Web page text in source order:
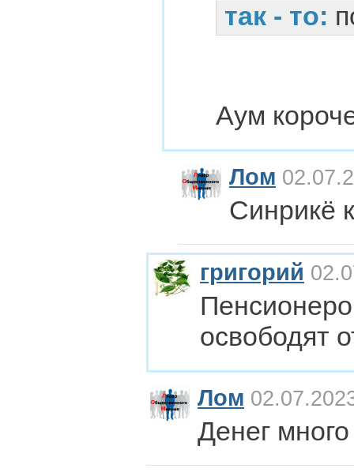
так - то:
Аум
Лом
Синрикё
григорий
освободят
Лом
Денег